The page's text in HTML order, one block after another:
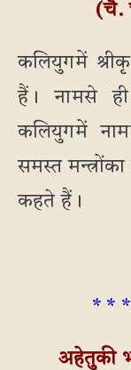
(चै.
कलियुगमें
हैं। नामसे ही
कलियुगमें
समस्त
कहते हैं।
* *
अहेतुकी